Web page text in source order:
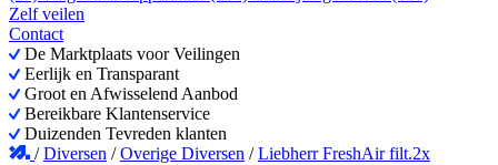
Zelf veilen
Contact
De Marktplaats voor Veilingen
Eerlijk en Transparant
Groot en Afwisselend Aanbod
Bereikbare Klantenservice
Duizenden Tevreden klanten
/Diversen /Overige Diversen /Liebherr FreshAir filt.2x